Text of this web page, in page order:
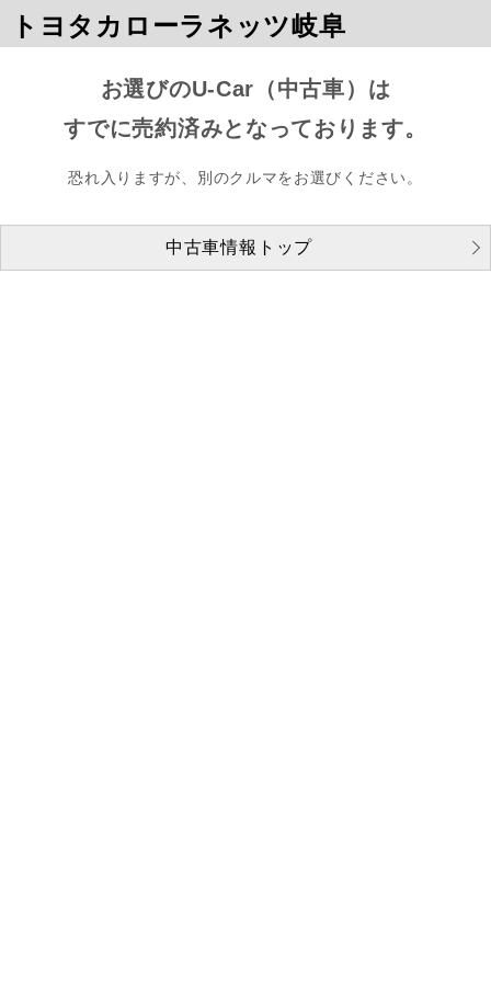
トヨタカローラネッツ岐阜
お選びのU-Car（中古車）は
すでに売約済みとなっております。
恐れ入りますが、別のクルマをお選びください。
中古車情報トップ